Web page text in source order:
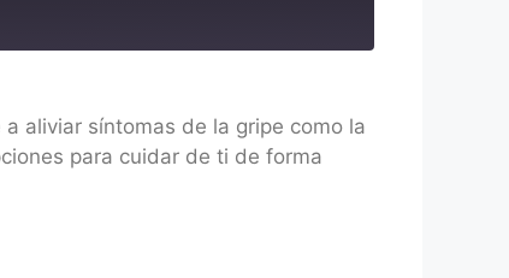
aliviar síntomas de la gripe como la
para cuidar de ti de forma